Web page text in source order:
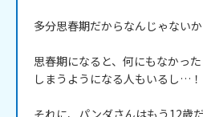
多分思春期だからなんじゃない
思春期になると、何にもなかっ
しまうようになる人もいるし…！